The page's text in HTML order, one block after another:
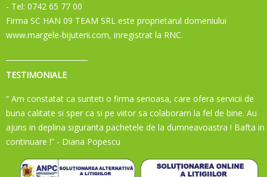
- Tel: 0742 65 77 00
Firma SC HAN 09 TEAM SRL este proprietarul domeniului
www.margele-bijuterii.com, inregistrat la RNC.
TESTIMONIALE
“ Am constatat ca sunteti o firma serioasa, care ofera servicii de
buna calitate si sper ca si pe viitor sa colaboram la fel de bine. Au
ajuns in deplina siguranta pachetele de la dumneavoastra ! Bafta in
continuare !” - Diana Popescu